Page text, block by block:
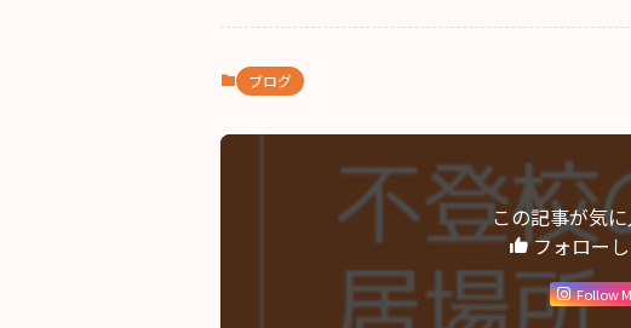
ブログ
この記事が気
フォローし
Follow